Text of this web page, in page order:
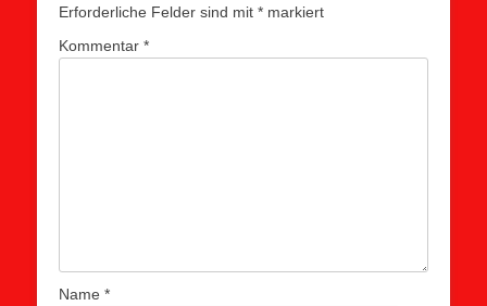
Erforderliche Felder sind mit * markiert
Kommentar *
Name *